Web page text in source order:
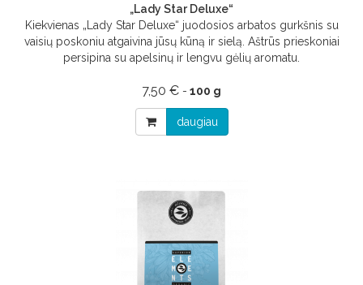
„Lady Star Deluxe“
Kiekvienas „Lady Star Deluxe“ juodosios arbatos gurkšnis su
vaisių poskoniu atgaivina jūsų kūną ir sielą. Aštrūs prieskoniai
persipina su apelsinų ir lengvu gėlių aromatu.
7,50 € - 100 g
daugiau